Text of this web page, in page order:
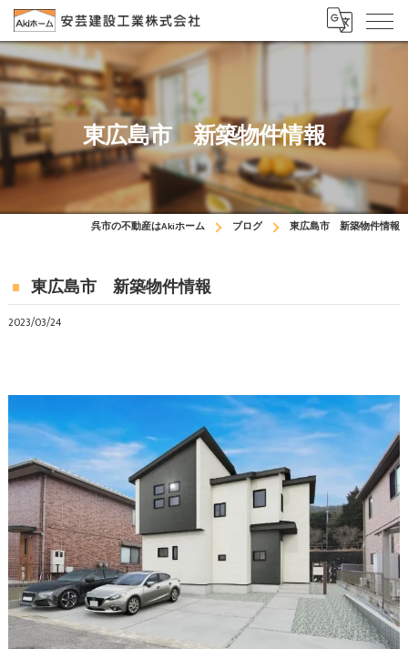
東広島市 新築物件情報
呉市の不動産はAkiホーム ブログ 東広島市 新築物件情報
東広島市 新築物件情報
2023/03/24